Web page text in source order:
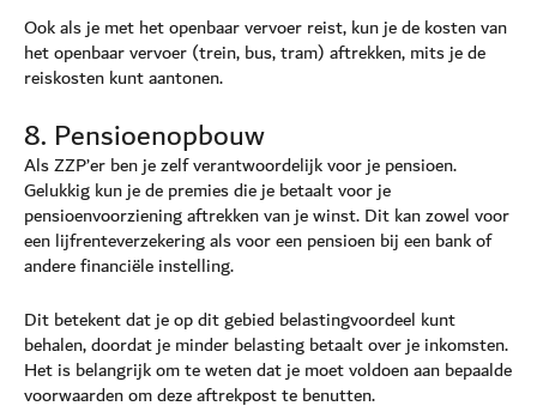
Ook als je met het openbaar vervoer reist, kun je de kosten van
het openbaar vervoer (trein, bus, tram) aftrekken, mits je de
reiskosten kunt aantonen.
8. Pensioenopbouw
Als ZZP’er ben je zelf verantwoordelijk voor je pensioen.
Gelukkig kun je de premies die je betaalt voor je
pensioenvoorziening aftrekken van je winst. Dit kan zowel voor
een lijfrenteverzekering als voor een pensioen bij een bank of
andere financiële instelling.
Dit betekent dat je op dit gebied belastingvoordeel kunt
behalen, doordat je minder belasting betaalt over je inkomsten.
Het is belangrijk om te weten dat je moet voldoen aan bepaalde
voorwaarden om deze aftrekpost te benutten.